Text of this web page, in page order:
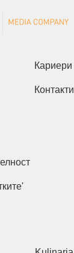
Кариери
Контакти